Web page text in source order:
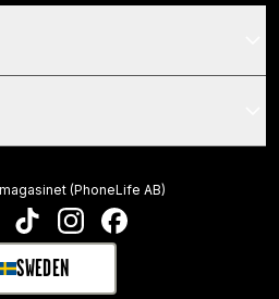
TIKTOKINSTAGRAMFACEBOOK
SWEDEN
SELECT MARKET
(PhoneLife AB)